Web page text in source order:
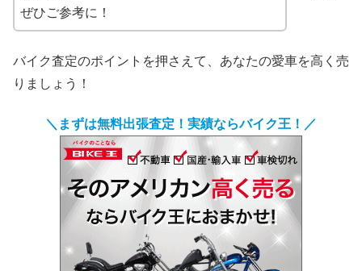
ぜひご参考に！
バイク査定のポイントを押さえて、あなたの愛車を高く売
りましょう！
＼まずは無料出張査定！実績ならバイク王！／